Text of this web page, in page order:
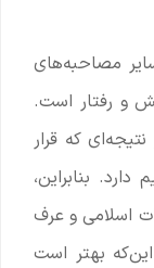
مصاحبه‌های
و رفتار است.
که قرار
بنابراین،
اسلامی و عرف
بهتر است